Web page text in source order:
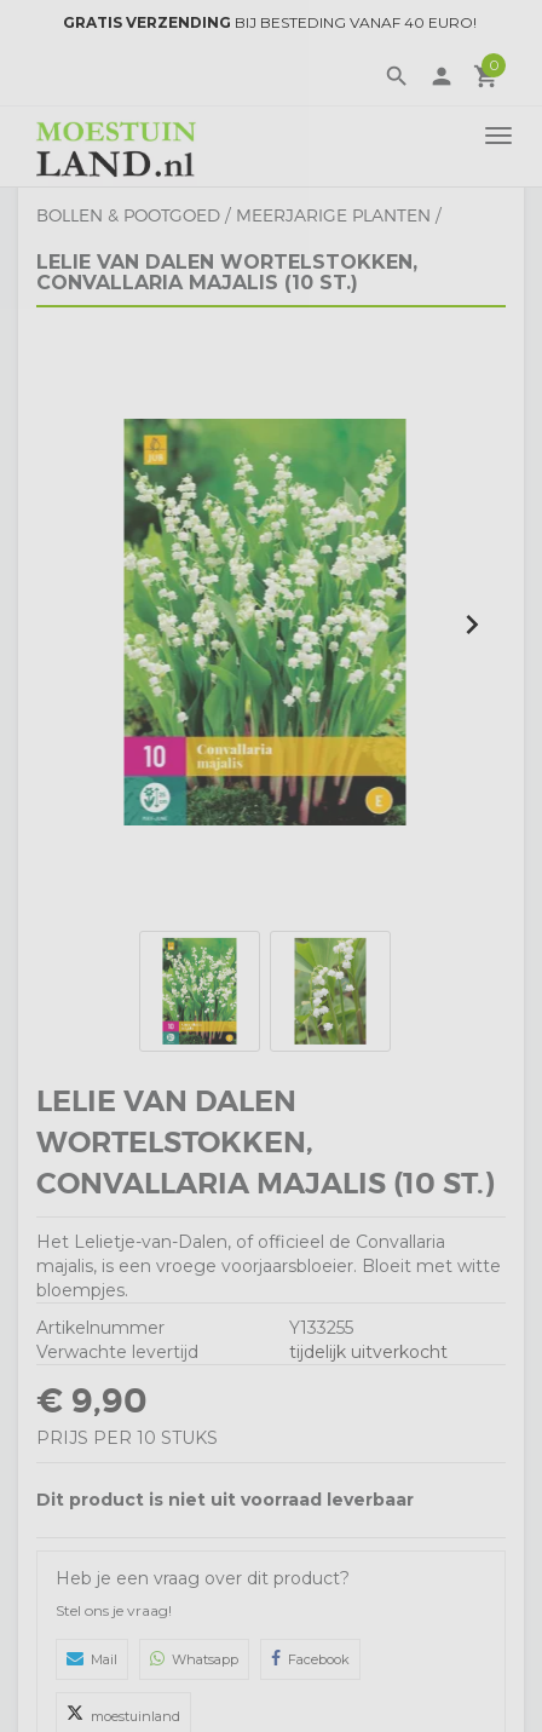
GRATIS VERZENDING BIJ BESTEDING VANAF 40 EURO!
local_grocery_store
0
search person
BOLLEN & POOTGOED / MEERJARIGE PLANTEN /
LELIE VAN DALEN WORTELSTOKKEN,
CONVALLARIA MAJALIS (10 ST.)
LELIE VAN DALEN
WORTELSTOKKEN,
CONVALLARIA MAJALIS (10 ST.)
Het Lelietje-van-Dalen, of officieel de Convallaria
majalis, is een vroege voorjaarsbloeier. Bloeit met witte
bloempjes.
Artikelnummer
Y133255
Verwachte levertijd
tijdelijk uitverkocht
€ 9,90
PRIJS PER 10 STUKS
Dit product is niet uit voorraad leverbaar
Heb je een vraag over dit product?
Stel ons je vraag!
Mail Whatsapp Facebook
moestuinland